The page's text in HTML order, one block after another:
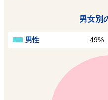
男女別
男性 49%